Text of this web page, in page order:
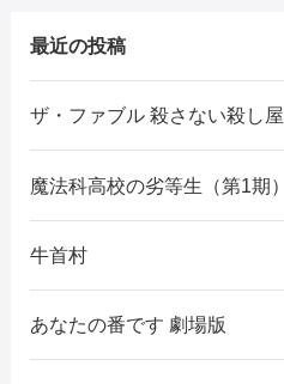
最近の投稿
ザ・ファブル 殺さない殺し屋
魔法科高校の劣等生（第1期）
牛首村
あなたの番です 劇場版